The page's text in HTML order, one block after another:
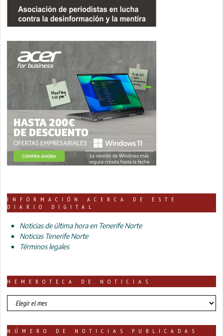
INFORMACIÓN ACERCA DE ESTE
DIARIO DIGITAL
Noticias de última hora en Tenerife Norte
Noticias Tenerife Norte
Términos legales
HEMEROTECA DE NOTICIAS
HEMEROTECA
DE
NÚMERO DE NOTICIAS PUBLICADAS